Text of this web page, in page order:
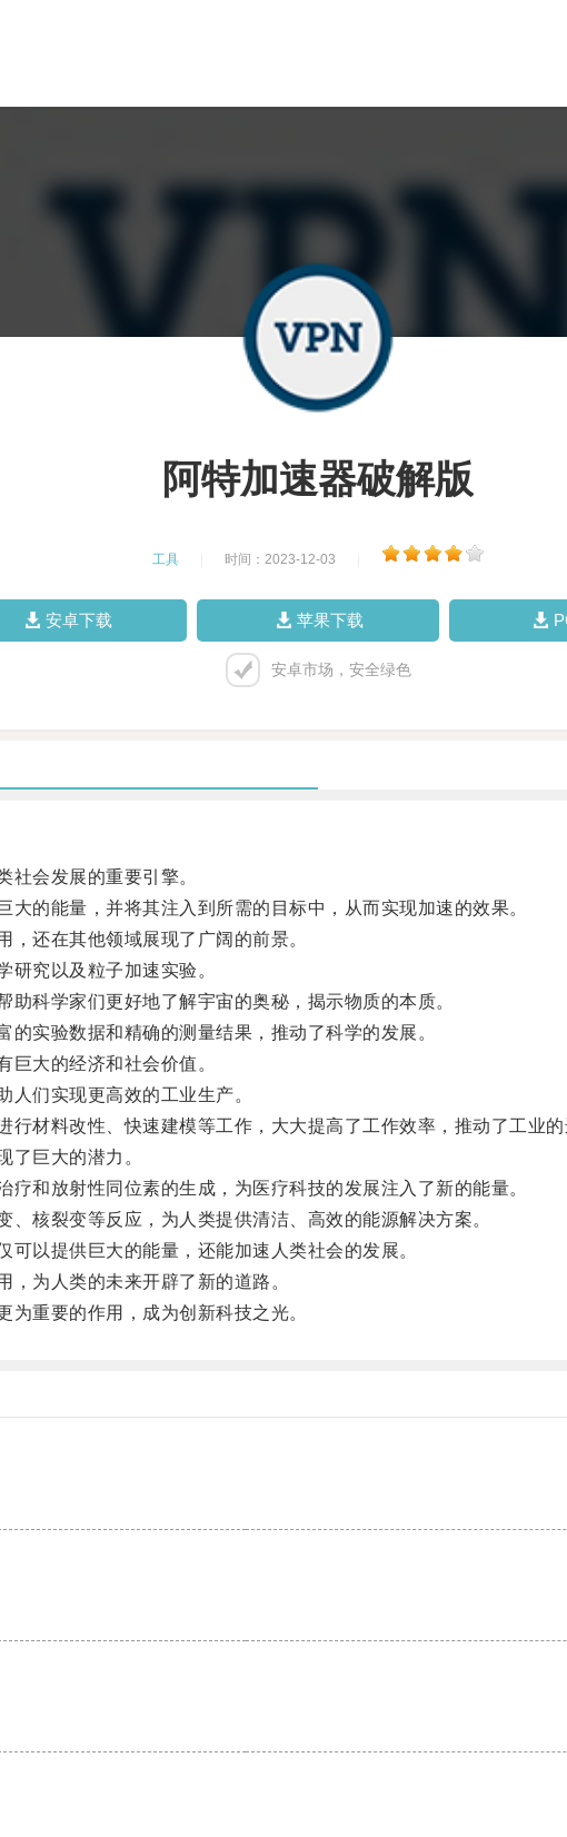
阿特加速器破解版
工具 时间：2023-12-03
安卓下载 苹果下载
安卓市场，安全绿色
会发展的重要引擎。
的能量，并将其注入到所需的目标中，从而实现加速的效果。
还在其他领域展现了广阔的前景。
究以及粒子加速实验。
科学家们更好地了解宇宙的奥秘，揭示物质的本质。
实验数据和精确的测量结果，推动了科学的发展。
大的经济和社会价值。
们实现更高效的工业生产。
材料改性、快速建模等工作，大大提高了工作效率，推动了工业
巨大的潜力。
和放射性同位素的生成，为医疗科技的发展注入了新的能量。
核裂变等反应，为人类提供清洁、高效的能源解决方案。
以提供巨大的能量，还能加速人类社会的发展。
为人类的未来开辟了新的道路。
重要的作用，成为创新科技之光。